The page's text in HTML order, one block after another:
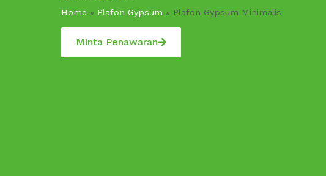
Home » Plafon Gypsum » Plafon Gypsum Minimalis
Minta Penawaran